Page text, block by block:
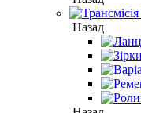
Назад